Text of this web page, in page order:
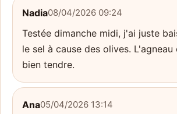
Nadia08/04/2026 09:24
Testée dimanche midi, j'ai juste
le sel à cause des olives. L'agneau
bien tendre.
Ana05/04/2026 13:14